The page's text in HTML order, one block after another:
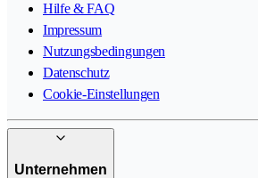
Hilfe & FAQ
Impressum
Nutzungsbedingungen
Datenschutz
Cookie-Einstellungen
Unternehmen